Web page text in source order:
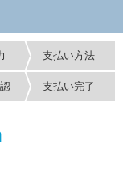
支払い方法
支払い完了